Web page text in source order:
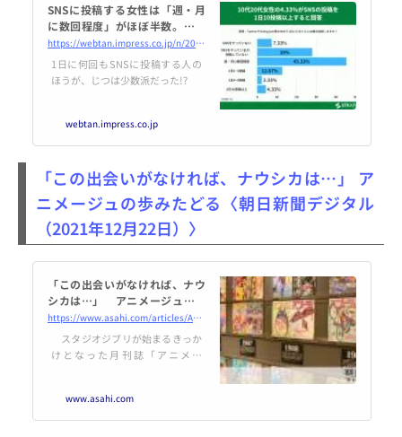
SNSに投稿する女性は「週・月
に数回程度」がほぼ半数。意外
と閲覧オンリー？【STRATE調
べ】 | Web担当者Forum
https://webtan.impress.co.jp/n/2021/12/22/42119
1日に何回もSNSに投稿する人の
ほうが、じつは少数派だった!?
webtan.impress.co.jp
「この出会いがなければ、ナウシカは…」 ア
ニメージュの歩みたどる〈朝日新聞デジタル
（2021年12月22日）〉
「この出会いがなければ、ナウ
シカは…」 アニメージュの歩
みたどる：朝日新聞デジタル https://www.asahi.com/articles/ASPDN7W7XPDBPTFC00L.html
スタジオジブリが始まるきっか
けとなった月刊誌「アニメー
点以上の資料でたどる展覧会が、
大阪市北区の阪急うめだ本店で開
www.asahi.com